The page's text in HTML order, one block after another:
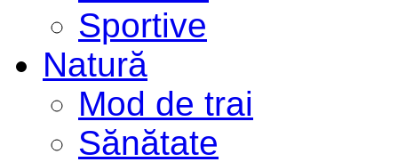
Sportive
Natură
Mod de trai
Sănătate